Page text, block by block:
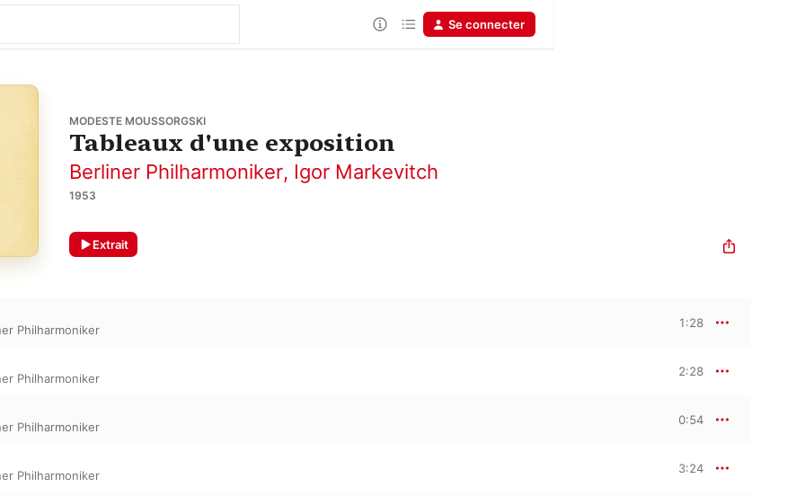
Se connecter
MODESTE MOUSSORGSKI
Tableaux d'une exposition
Berliner Philharmoniker, Igor Markevitch
1953
Extrait
Philharmoniker
1:28
Philharmoniker
2:28
Philharmoniker
0:54
Philharmoniker
3:24